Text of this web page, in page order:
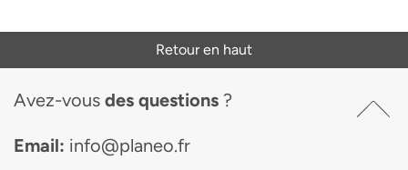
Retour en haut
Avez-vous des questions ?
Email: info@planeo.fr